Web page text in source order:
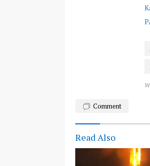
Comment
Read Also